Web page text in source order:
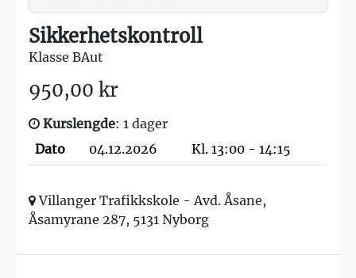
Sikkerhetskontroll
Klasse BAut
950,00 kr
Kurslengde: 1 dager
Dato
04.12.2026 Kl. 13:00 - 14:15
Villanger Trafikkskole - Avd. Åsane,
Åsamyrane 287, 5131 Nyborg